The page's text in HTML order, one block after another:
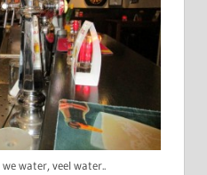
water, veel water..